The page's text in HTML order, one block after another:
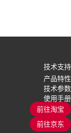
技术支持
产品特性
技术参数
使用手册
前往淘宝
前往京东